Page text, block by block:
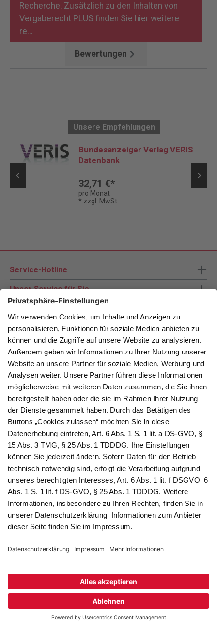
Recherche. Zusätzlich zu den Inhalten von
Vergaberecht PLUS finden Sie hier weitere
re…
Bewertungen
Unsere Empfehlungen
Bundesanzeiger Verlag VERIS
Datenbank
32,71 €*
pro Monat
* zzgl. MwSt.
Service-Hotline
Unser Service für Sie
Zahlungsarten
Newsletter abonnieren
Als Dankeschön für Ihr D&K Newsletter-Abo
erhalten Sie ein 10 € -Gutschein:
Das sind Ihre Vorteile
@ Newsletter Abonnieren
Wir verarbeiten Ihre Daten gemäß unserer
Datenschutzerklärung .
Preise zzgl. gesetzlich gültiger MwSt., zzgl.
Sichere Daten dank SSL-Verschlüsselung.